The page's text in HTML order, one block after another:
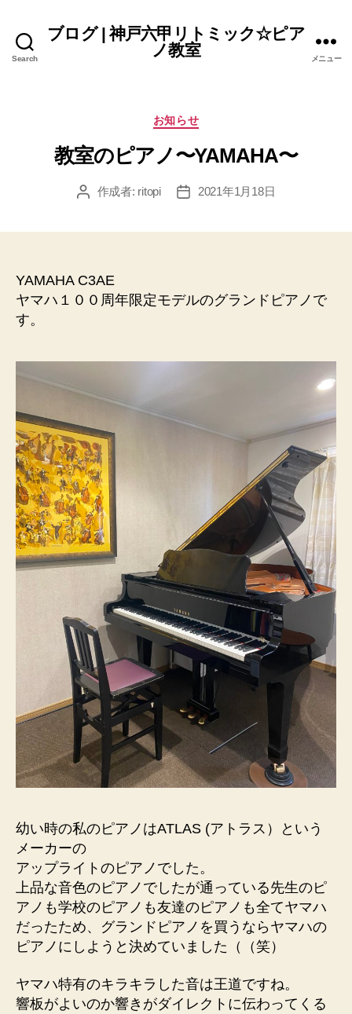
Search
ブログ | 神戸六甲リトミック☆ピア
ノ教室
メニュー
カ
ゴ
ー
お知らせ
教室のピアノ〜YAMAHA〜
投 作成者: ritopi
投
2021年1月18日
YAMAHA C3AE
ヤマハ１００周年限定モデルのグランドピアノで
す。
幼い時の私のピアノはATLAS (アトラス）という
メーカーの
アップライトのピアノでした。
上品な音色のピアノでしたが通っている先生のピ
アノも学校のピアノも友達のピアノも全てヤマハ
だったため、グランドピアノを買うならヤマハの
ピアノにしようと決めていました（（笑）
ヤマハ特有のキラキラした音は王道ですね。
響板がよいのか響きがダイレクトに伝わってくる